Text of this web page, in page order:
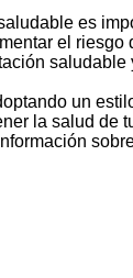
es
el
un
la salud de